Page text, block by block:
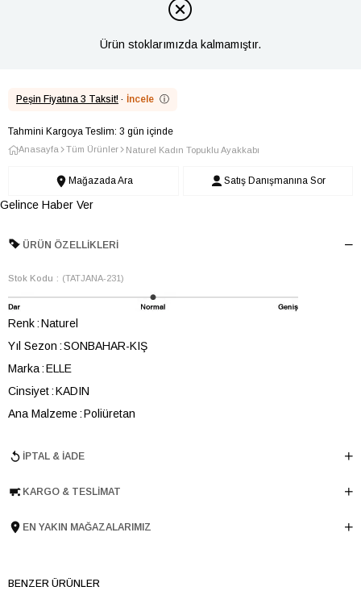
Ürün stoklarımızda kalmamıştır.
Peşin Fiyatına 3 Taksit! · İncele ⓘ
Tahmini Kargoya Teslim: 3 gün içinde
Anasayfa Tüm Ürünler Naturel Kadın Topuklu Ayakkabı
Mağazada Ara Satış Danışmanına Sor
Gelince Haber Ver
ÜRÜN ÖZELLIKLERI
Stok Kodu (TATJANA-231)
Renk Naturel
Yıl Sezon SONBAHAR-KIŞ
Marka ELLE
Cinsiyet KADIN
Ana Malzeme Poliüretan
Topuk Boyu 6 cm
Tema Dark
İPTAL & İADE
KARGO & TESLIMAT
EN YAKIN MAĞAZALARIMIZ
BENZER ÜRÜNLER